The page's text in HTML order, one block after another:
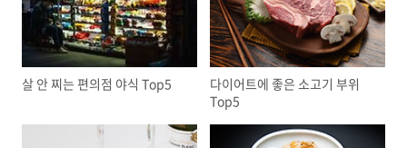
살 안 찌는 편의점 야식 Top5
다이어트에 좋은 소고기 부위
Top5